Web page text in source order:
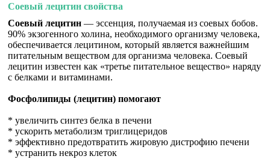
Соевый лецитин свойства
Соевый лецитин — эссенция, получаемая из соевых бобов.
90% экзогенного холина, необходимого организму человека,
обеспечивается лецитином, который является важнейшим
питательным веществом для организма человека. Соевый
лецитин известен как «третье питательное вещество» наряду
с белками и витаминами.
Фосфолипиды (лецитин) помогают
* увеличить синтез белка в печени
* ускорить метаболизм триглицеридов
* эффективно предотвратить жировую дистрофию печени
* устранить некроз клеток